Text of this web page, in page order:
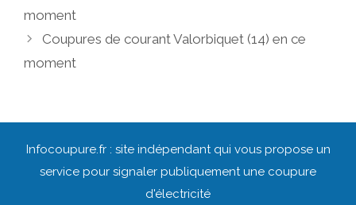
moment
Coupures de courant Valorbiquet (14) en ce
moment
Infocoupure.fr : site indépendant qui vous propose un
service pour signaler publiquement une coupure
d'électricité